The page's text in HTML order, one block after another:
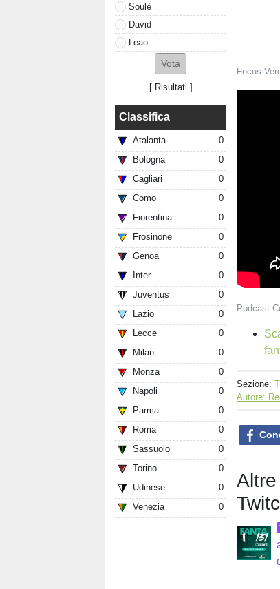
Soulè
David
Leao
[ Risultati ]
Classifica
Atalanta
0
Bologna
0
Cagliari
0
Como
0
Fiorentina
0
Frosinone
0
Genoa
0
Inter
0
Juventus
0
Lazio
0
Lecce
0
Milan
0
Monza
0
Napoli
0
Parma
0
Roma
0
Sassuolo
0
Torino
0
Udinese
0
Venezia
0
Focus
Podcast
Sezione:
Autore: